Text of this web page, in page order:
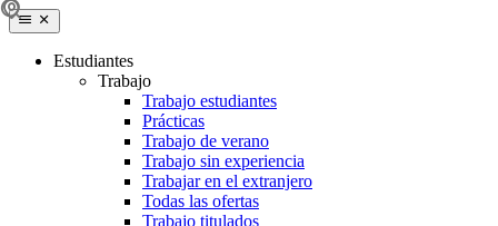
Estudiantes
Trabajo
Trabajo estudiantes
Prácticas
Trabajo de verano
Trabajo sin experiencia
Trabajar en el extranjero
Todas las ofertas
Trabajo titulados